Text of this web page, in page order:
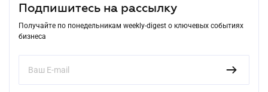
Подпишитесь на рассылку
Получайте по понедельникам weekly-digest о ключевых событиях
бизнеса